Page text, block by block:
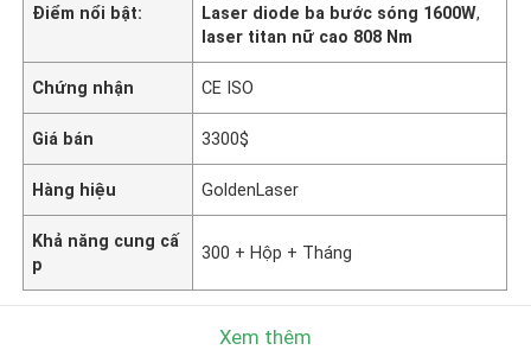
Điểm nổi bật:
Laser diode ba bước sóng 1600W,
laser titan nữ cao 808 Nm
Chứng nhận CE ISO
Giá bán 3300$
Hàng hiệu GoldenLaser
Khả năng cung cấ
p
300 + Hộp + Tháng
Xem thêm